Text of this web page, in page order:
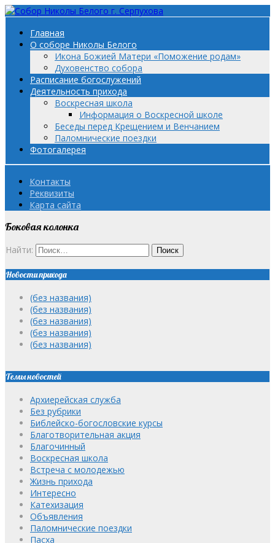
Главная
О соборе Николы Белого
Икона Божией Матери «Поможение родам»
Духовенство собора
Расписание богослужений
Деятельность прихода
Воскресная школа
Информация о Воскресной школе
Беседы перед Крещением и Венчанием
Паломнические поездки
Фотогалерея
Контакты
Реквизиты
Карта сайта
Боковая колонка
Найти:
Новости прихода
(без названия)
(без названия)
(без названия)
(без названия)
(без названия)
Темы новостей
Архиерейская служба
Без рубрики
Библейско-богословские курсы
Благотворительная акция
Благочинный
Воскресная школа
Встреча с молодежью
Жизнь прихода
Интересно
Катехизация
Объявления
Паломнические поездки
Пасха